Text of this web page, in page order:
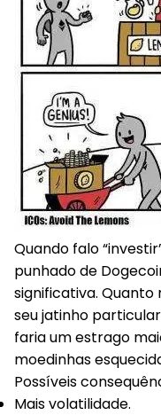
Quando falo
punhado de
significativa. Quanto
seu jatinho
faria um estrago
moedinhas
Possíveis
Mais volatilidade.